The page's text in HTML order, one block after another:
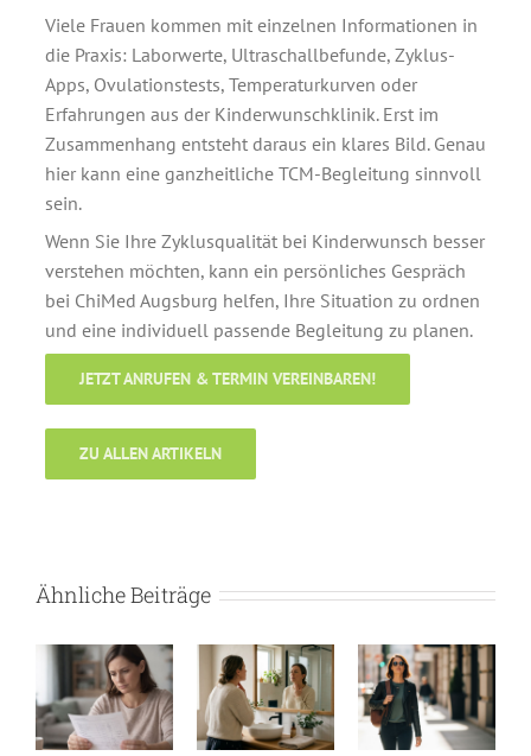
Viele Frauen kommen mit einzelnen Informationen in
die Praxis: Laborwerte, Ultraschallbefunde, Zyklus-
Apps, Ovulationstests, Temperaturkurven oder
Erfahrungen aus der Kinderwunschklinik. Erst im
Zusammenhang entsteht daraus ein klares Bild. Genau
hier kann eine ganzheitliche TCM-Begleitung sinnvoll
sein.
Wenn Sie Ihre Zyklusqualität bei Kinderwunsch besser
verstehen möchten, kann ein persönliches Gespräch
bei ChiMed Augsburg helfen, Ihre Situation zu ordnen
und eine individuell passende Begleitung zu planen.
JETZT ANRUFEN & TERMIN VEREINBAREN!
ZU ALLEN ARTIKELN
Ähnliche Beiträge